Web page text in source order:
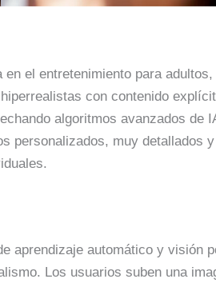
el entretenimiento para
con contenido
algoritmos avanzados de
personalizados, muy detallados
aprendizaje automático y visión
Los usuarios suben una